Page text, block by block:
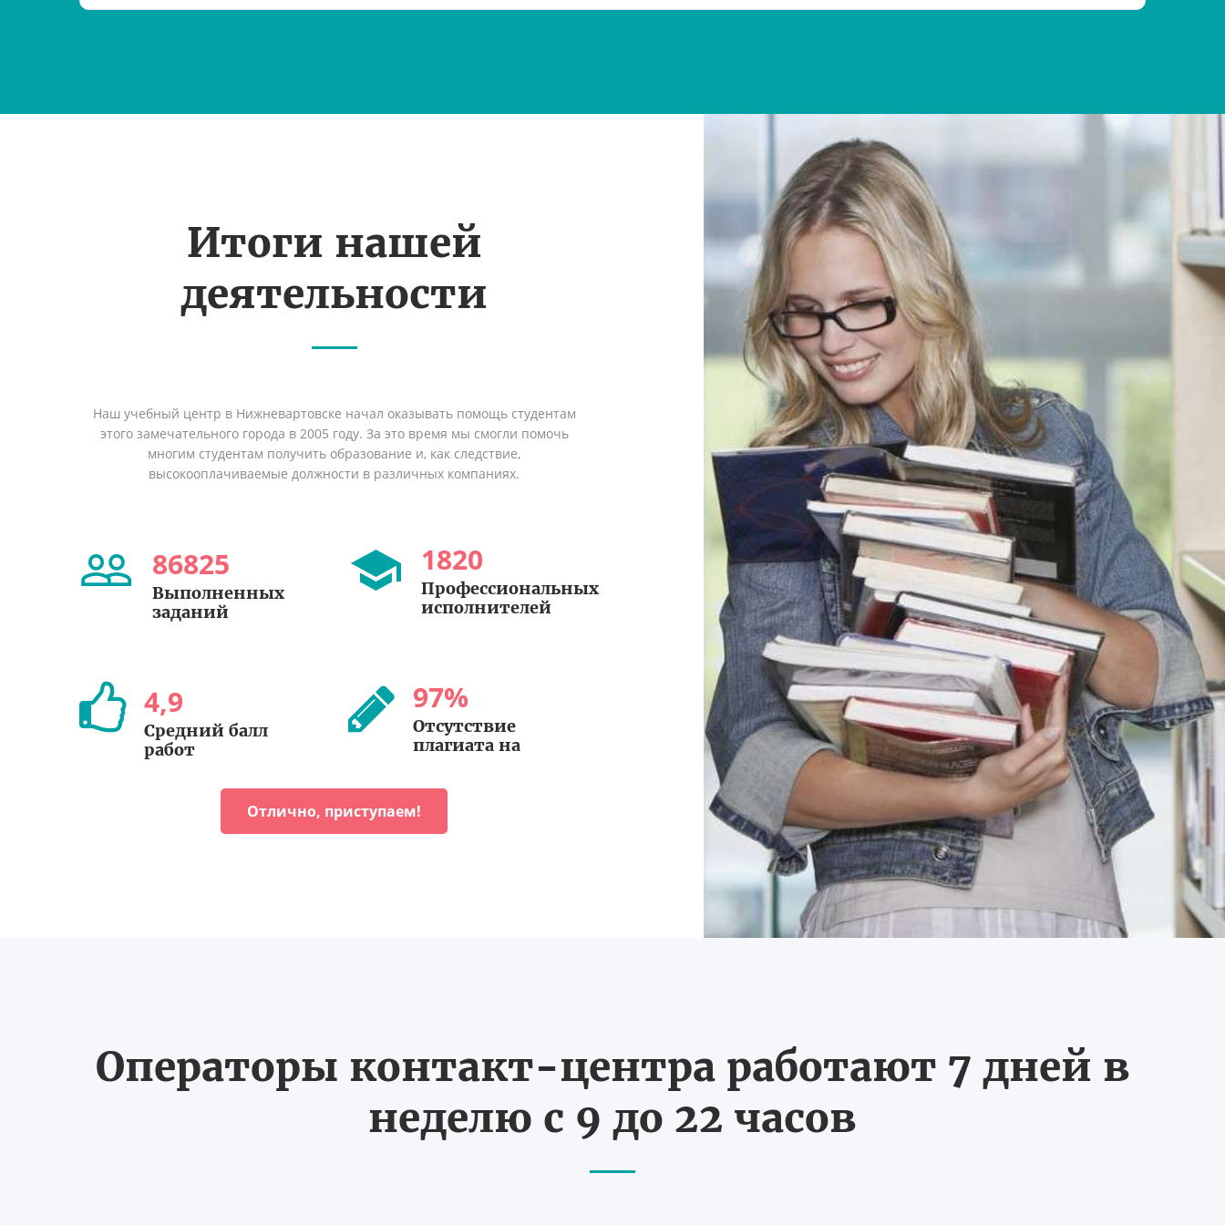
Итоги нашей
деятельности
Наш учебный центр в Нижневартовске начал оказывать помощь студентам
этого замечательного города в 2005 году. За это время мы смогли помочь
многим студентам получить образование и, как следствие,
высокооплачиваемые должности в различных компаниях.
86825
Выполненных
заданий
1820
Профессиональных
исполнителей
4,9
Средний балл
работ
97%
Отсутствие
плагиата на
Отлично, приступаем!
Операторы контакт-центра работают 7 дней в
неделю с 9 до 22 часов